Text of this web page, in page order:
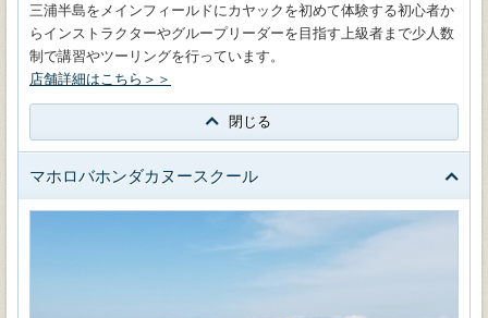
三浦半島をメインフィールドにカヤックを初めて体験する初心者か
らインストラクターやグループリーダーを目指す上級者まで少人数
制で講習やツーリングを行っています。
店舗詳細はこちら＞＞
閉じる
マホロバホンダカヌースクール